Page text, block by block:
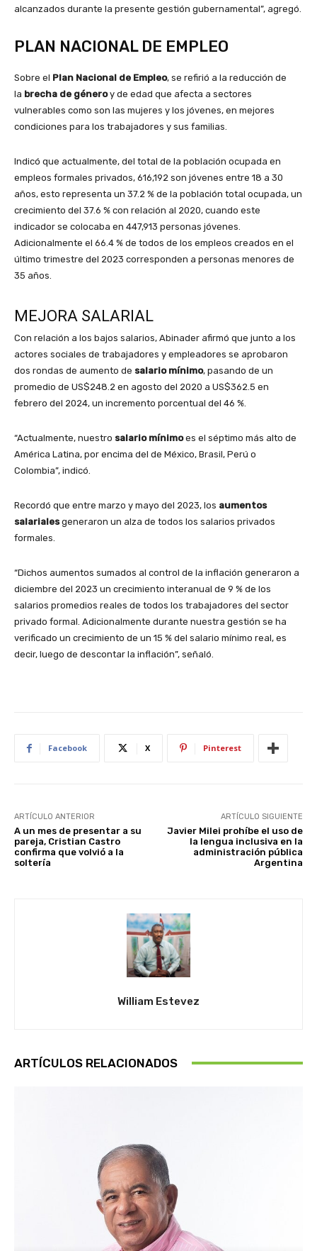
alcanzados durante la presente gestión gubernamental”, agregó.
PLAN NACIONAL DE EMPLEO
Sobre el Plan Nacional de Empleo, se refirió a la reducción de
la brecha de géneroy de edad que afecta a sectores
vulnerables como son las mujeres y los jóvenes, en mejores
condiciones para los trabajadores y sus familias.
Indicó que actualmente, del total de la población ocupada en
empleos formales privados, 616,192 son jóvenes entre 18 a 30
años, esto representa un 37.2 % de la población total ocupada, un
crecimiento del 37.6 % con relación al 2020, cuando este
indicador se colocaba en 447,913 personas jóvenes.
Adicionalmente el 66.4 % de todos de los empleos creados en el
último trimestre del 2023 corresponden a personas menores de
35 años.
MEJORA SALARIAL
Con relación a los bajos salarios, Abinader afirmó que junto a los
actores sociales de trabajadores y empleadores se aprobaron
dos rondas de aumento de salario mínimo, pasando de un
promedio de US$248.2 en agosto del 2020 a US$362.5 en
febrero del 2024, un incremento porcentual del 46 %.
“Actualmente, nuestro salario mínimoes el séptimo más alto de
América Latina, por encima del de México, Brasil, Perú o
Colombia”, indicó.
Recordó que entre marzo y mayo del 2023, los aumentos
salarialesgeneraron un alza de todos los salarios privados
formales.
“Dichos aumentos sumados al control de la inflación generaron a
diciembre del 2023 un crecimiento interanual de 9 % de los
salarios promedios reales de todos los trabajadores del sector
privado formal. Adicionalmente durante nuestra gestión se ha
verificado un crecimiento de un 15 % del salario mínimo real, es
decir, luego de descontar la inflación”, señaló.
Facebook X Pinterest
ARTÍCULO ANTERIOR
A un mes de presentar a su
pareja, Cristian Castro
confirma que volvió a la
soltería
ARTÍCULO SIGUIENTE
Javier Milei prohíbe el uso de
la lengua inclusiva en la
administración pública
Argentina
William Estevez
ARTÍCULOS RELACIONADOS